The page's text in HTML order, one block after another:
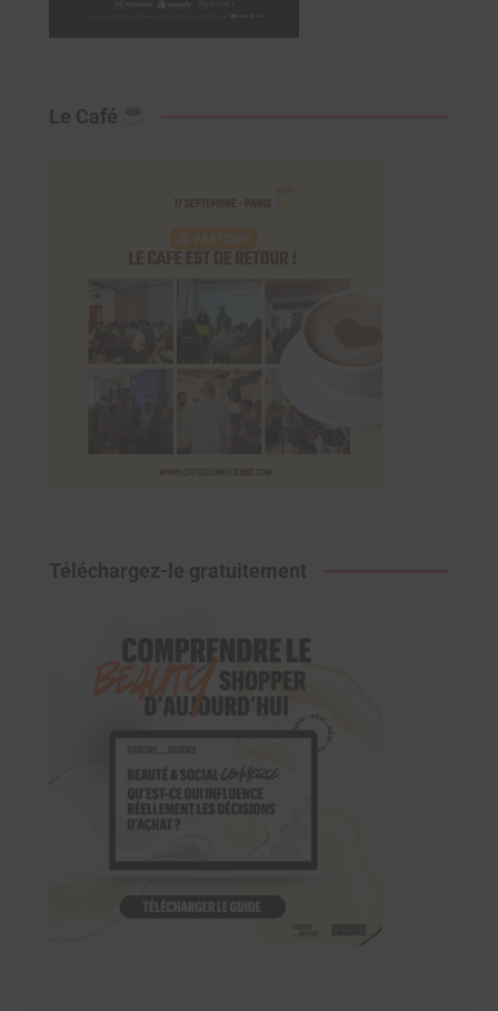
Le Café
Téléchargez-le gratuitement